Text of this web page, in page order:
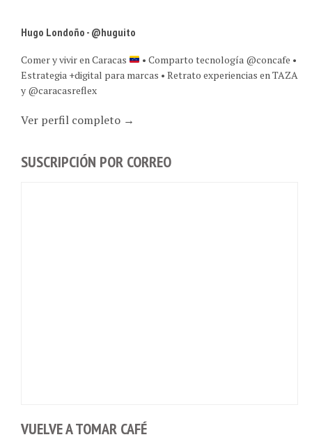
Estrategia +digital para marcas • Retrato experiencias en TAZA
y @caracasreflex